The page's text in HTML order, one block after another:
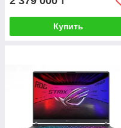
Купить